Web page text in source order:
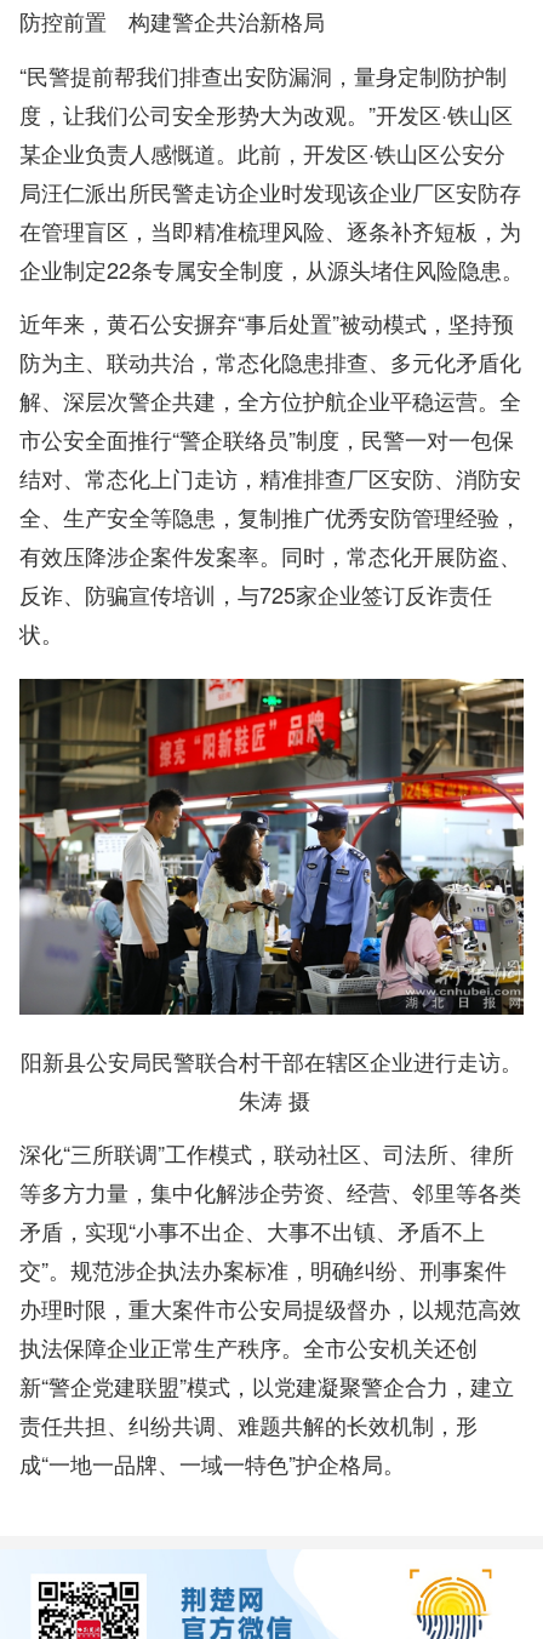
防控前置 构建警企共治新格局
“民警提前帮我们排查出安防漏洞，量身定制防护制
度，让我们公司安全形势大为改观。”开发区·铁山区
某企业负责人感慨道。此前，开发区·铁山区公安分
局汪仁派出所民警走访企业时发现该企业厂区安防存
在管理盲区，当即精准梳理风险、逐条补齐短板，为
企业制定22条专属安全制度，从源头堵住风险隐患。
近年来，黄石公安摒弃“事后处置”被动模式，坚持预
防为主、联动共治，常态化隐患排查、多元化矛盾化
解、深层次警企共建，全方位护航企业平稳运营。全
市公安全面推行“警企联络员”制度，民警一对一包保
结对、常态化上门走访，精准排查厂区安防、消防安
全、生产安全等隐患，复制推广优秀安防管理经验，
有效压降涉企案件发案率。同时，常态化开展防盗、
反诈、防骗宣传培训，与725家企业签订反诈责任
状。
阳新县公安局民警联合村干部在辖区企业进行走访。
朱涛 摄
深化“三所联调”工作模式，联动社区、司法所、律所
等多方力量，集中化解涉企劳资、经营、邻里等各类
矛盾，实现“小事不出企、大事不出镇、矛盾不上
交”。规范涉企执法办案标准，明确纠纷、刑事案件
办理时限，重大案件市公安局提级督办，以规范高效
执法保障企业正常生产秩序。全市公安机关还创
新“警企党建联盟”模式，以党建凝聚警企合力，建立
责任共担、纠纷共调、难题共解的长效机制，形
成“一地一品牌、一域一特色”护企格局。